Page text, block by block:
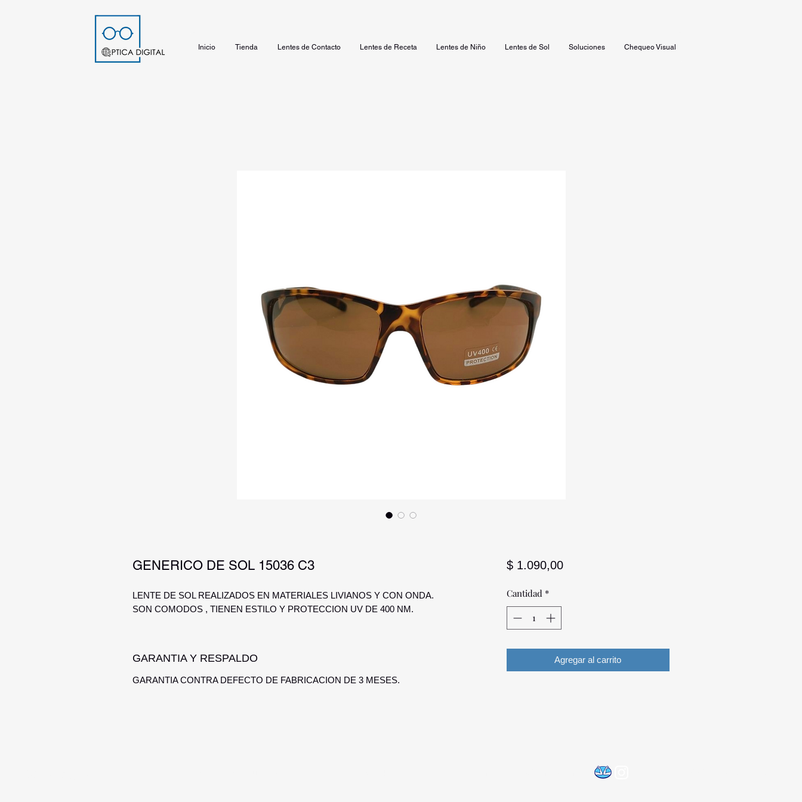
Inicio Tienda Lentes de Contacto Lentes de Receta Lentes de Niño Lentes de Sol Soluciones Chequeo Visual
GENERICO DE SOL 15036 C3
LENTE DE SOL REALIZADOS EN MATERIALES LIVIANOS Y CON ONDA.
SON COMODOS , TIENEN ESTILO Y PROTECCION UV DE 400 NM.
GARANTIA Y RESPALDO
GARANTIA CONTRA DEFECTO DE FABRICACION DE 3 MESES.
$ 1.090,00Precio
Cantidad *
Agregar al carrito